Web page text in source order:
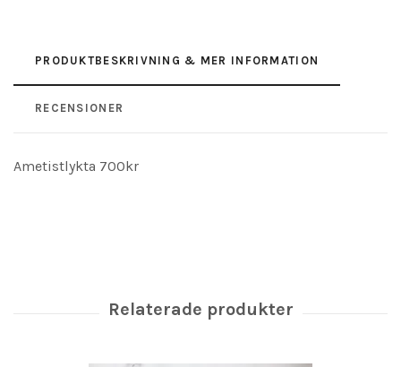
PRODUKTBESKRIVNING & MER INFORMATION
RECENSIONER
Ametistlykta 700kr